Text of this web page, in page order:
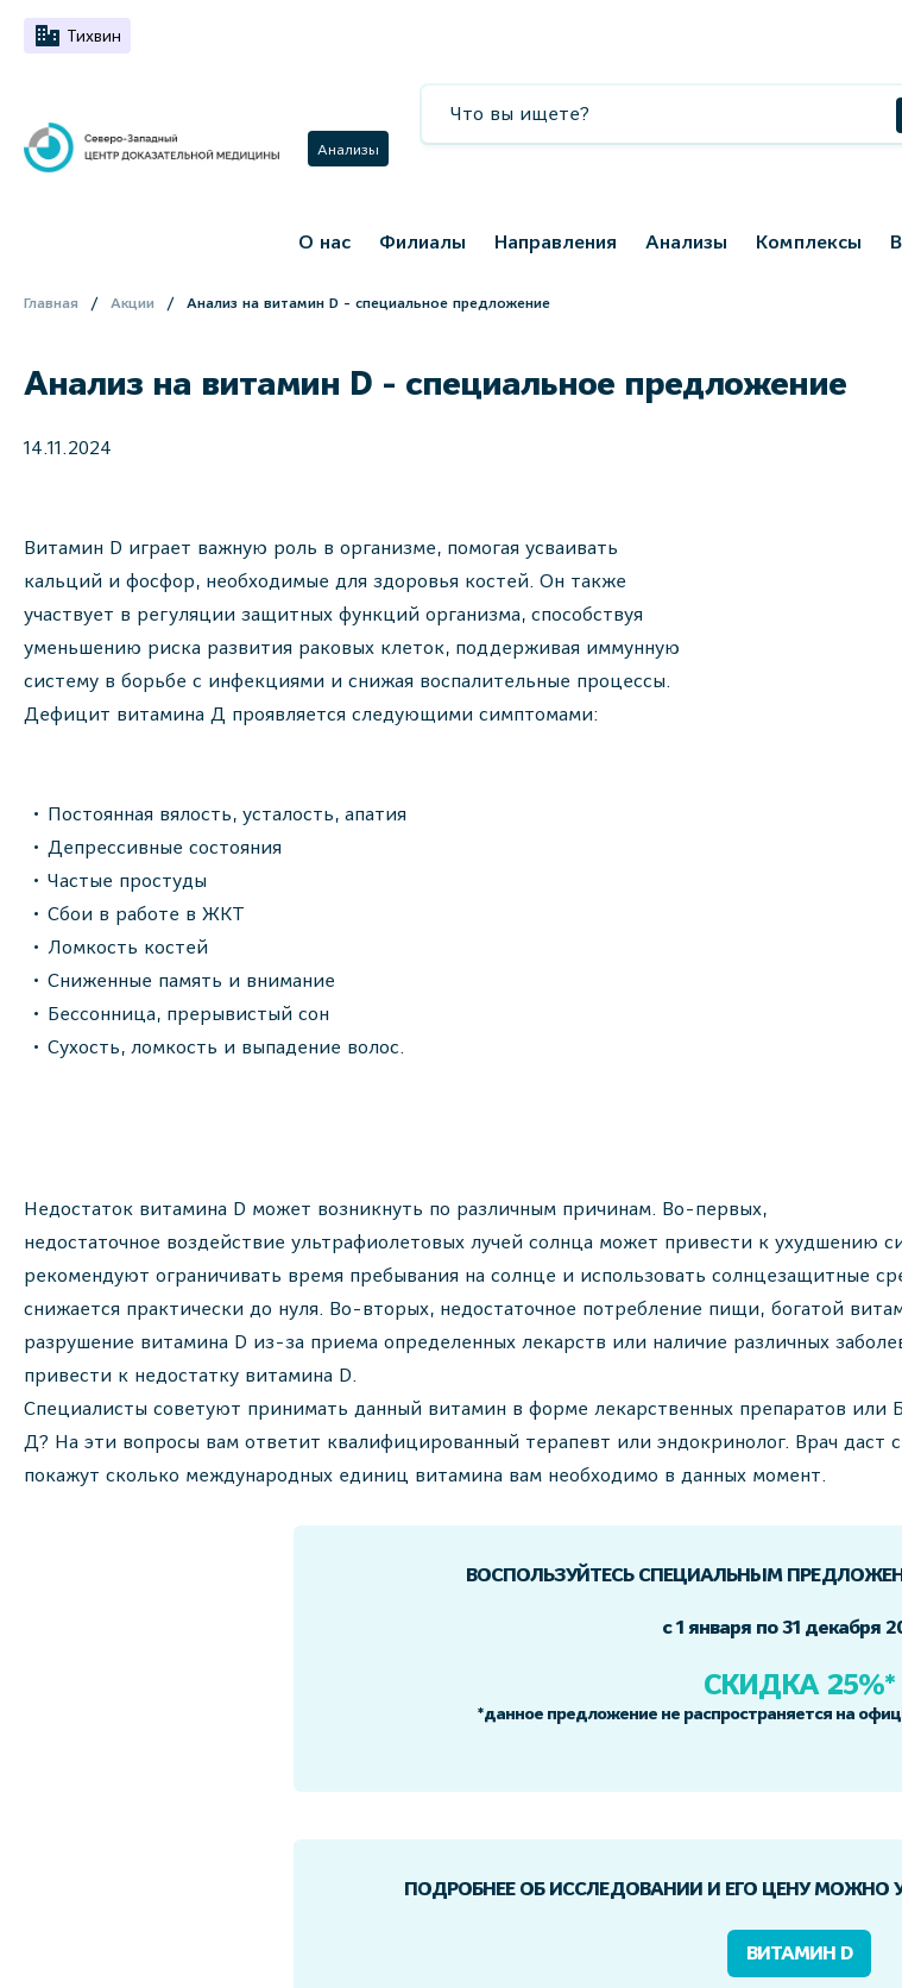
Тихвин
Анализы
О нас Филиалы Направления Анализы Комплексы
Главная Акции Анализ на витамин D - cпециальное предложение
Анализ на витамин D - cпециальное предложение
14.11.2024
Витамин D играет важную роль в организме, помогая усваивать
кальций и фосфор, необходимые для здоровья костей. Он также
участвует в регуляции защитных функций организма, способствуя
уменьшению риска развития раковых клеток, поддерживая иммунную
систему в борьбе с инфекциями и снижая воспалительные процессы.
Дефицит витамина Д проявляется следующими симптомами:
Постоянная вялость, усталость, апатия
Депрессивные состояния
Частые простуды
Сбои в работе в ЖКТ
Ломкость костей
Сниженные память и внимание
Бессонница, прерывистый сон
Сухость, ломкость и выпадение волос.
Недостаток витамина D может возникнуть по различным причинам. Во-первых,
недостаточное воздействие ультрафиолетовых лучей солнца может привести к ухудшению
рекомендуют ограничивать время пребывания на солнце и использовать солнцезащитные
снижается практически до нуля. Во-вторых, недостаточное потребление пищи, богатой
разрушение витамина D из-за приема определенных лекарств или наличие различных
привести к недостатку витамина D.
Специалисты советуют принимать данный витамин в форме лекарственных препаратов
Д? На эти вопросы вам ответит квалифицированный терапевт или эндокринолог. Врач даст
покажут сколько международных единиц витамина вам необходимо в данных момент.
ВОСПОЛЬЗУЙТЕСЬ СПЕЦИАЛЬНЫМ
с 1 января по 31 декабря
СКИДКА 25%*
*данное предложение не распространяется на
ПОДРОБНЕЕ ОБ ИССЛЕДОВАНИИ И ЕГО ЦЕНУ МОЖНО
ВИТАМИН D